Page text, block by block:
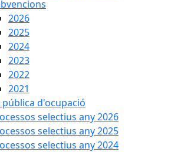
2026
2025
2024
2023
2022
2021
d'ocupació
selectius any 2026
selectius any 2025
selectius any 2024